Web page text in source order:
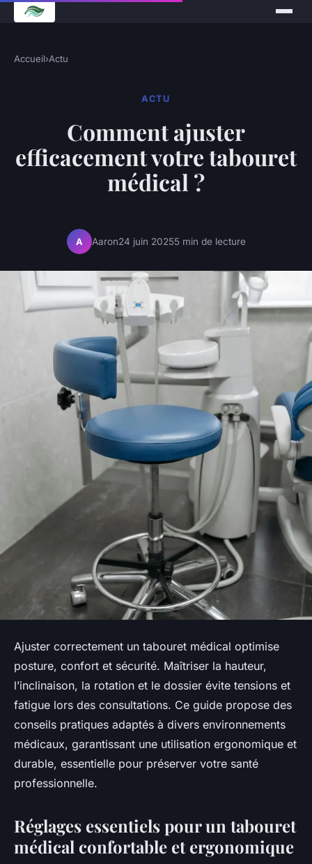
Accueil›Actu
ACTU
Comment ajuster
efficacement votre tabouret
médical ?
A Aaron24 juin 20255 min de lecture
Ajuster correctement un tabouret médical optimise
posture, confort et sécurité. Maîtriser la hauteur,
l’inclinaison, la rotation et le dossier évite tensions et
fatigue lors des consultations. Ce guide propose des
conseils pratiques adaptés à divers environnements
médicaux, garantissant une utilisation ergonomique et
durable, essentielle pour préserver votre santé
professionnelle.
Réglages essentiels pour un tabouret
médical confortable et ergonomique